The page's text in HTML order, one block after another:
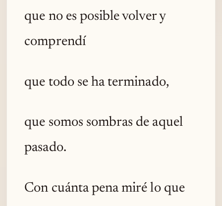
que no es posible volver y
comprendí
que todo se ha terminado,
que somos sombras de aquel
pasado.
Con cuánta pena miré lo que